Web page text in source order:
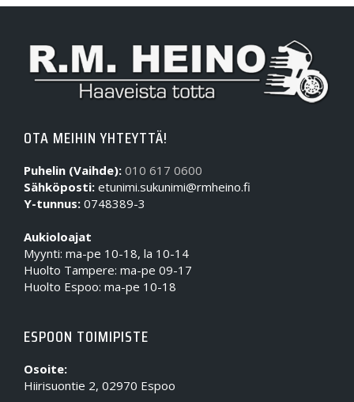
OTA MEIHIN YHTEYTTÄ!
Puhelin (Vaihde): 010 617 0600
Sähköposti: etunimi.sukunimi@rmheino.fi
Y-tunnus: 0748389-3
Aukioloajat
Myynti: ma-pe 10-18, la 10-14
Huolto Tampere: ma-pe 09-17
Huolto Espoo: ma-pe 10-18
ESPOON TOIMIPISTE
Osoite:
Hiirisuontie 2, 02970 Espoo